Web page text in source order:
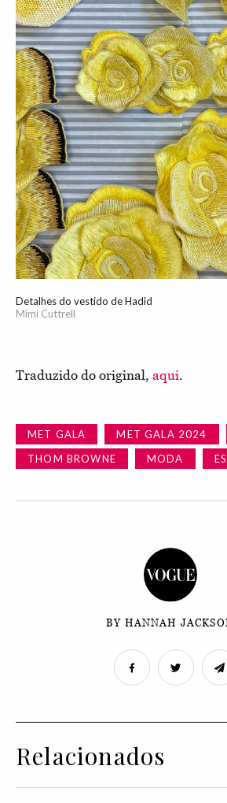
Detalhes do vestido de Hadid
Mimi Cuttrell
Traduzido do original, aqui.
MET GALA MET GALA 2024
THOM BROWNE
MODA
BY HANNAH
Relacionados